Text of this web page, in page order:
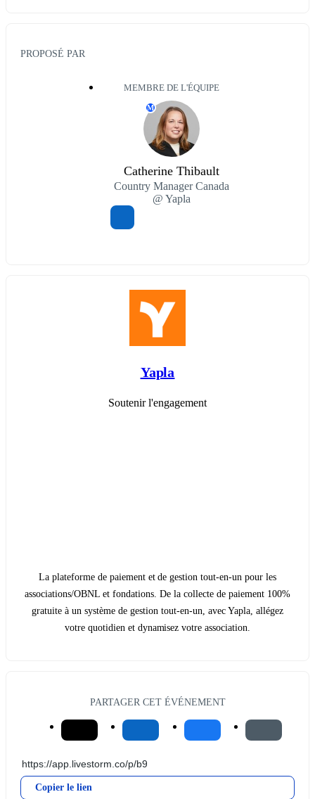
PROPOSÉ PAR
MEMBRE DE L'ÉQUIPE
M
Catherine Thibault
Country Manager Canada
@ Yapla
Yapla
Soutenir l'engagement
La plateforme de paiement et de gestion tout-en-un pour les
associations/OBNL et fondations. De la collecte de paiement 100%
gratuite à un système de gestion tout-en-un, avec Yapla, allégez
votre quotidien et dynamisez votre association.
PARTAGER CET ÉVÉNEMENT
Copier le lien